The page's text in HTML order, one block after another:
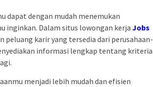
dapat dengan mudah menemukan
inginkan. Dalam situs lowongan kerja Jobs
peluang karir yang tersedia dari perusahaan-
informasi lengkap tentang kriteria
menjadi lebih mudah dan efisien